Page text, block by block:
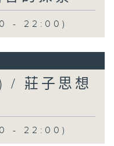
- 22:00)
/ 莊子思想
- 22:00)